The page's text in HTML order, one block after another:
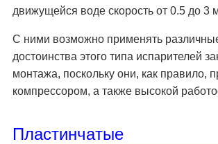
движущейся воде скорость от 0.5 до 3
С ними возможно применять
достоинства этого типа испарителей
монтажа, поскольку они, как правило,
компрессором, а также высокой
Плacтинчaтыe